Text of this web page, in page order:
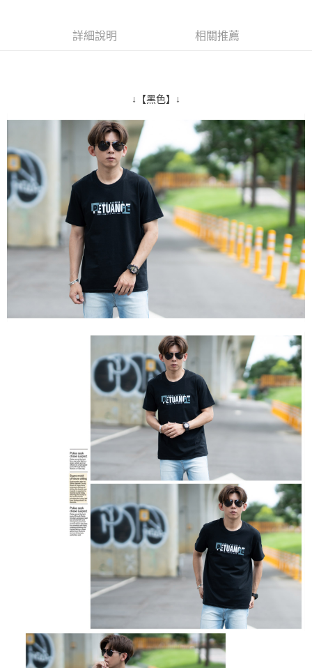
２．關於個人資料處理事宜，請瀏覽以下網址：
３．未成年的使用者請事先徵得法定代理人或監護人之同意方可使用
「AFTEE先享後付」，若未經同意申辦者引起之損失，本公司不負相關責
任。
４．使用「AFTEE先享後付」時，將依據個別帳號之用戶狀況，依本公司即
時審查核予不同之上限額度；若仍有額度不足之情形，本公司將視審查結果
請求用戶進行身份認證。
５．嚴禁一人註冊多個帳號或使用他人資訊註冊。若發現惡意使用之情形，
恩沛科技股份有限公司將有權停止該用戶之使用額度並採取法律行動。
詳細說明 相關推薦
↓【黑色】↓